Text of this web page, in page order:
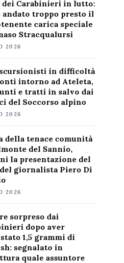
dei Carabinieri in lutto:
andato troppo presto il
carica speciale
Stracqualursi
2026
in difficoltà
intorno ad Ateleta,
e tratti in salvo dai
del Soccorso alpino
2026
della tenace comunità
del Sannio,
la presentazione del
giornalista Piero Di
2026
sorpreso dai
dopo aver
1,5 grammi di
segnalato in
quale assuntore